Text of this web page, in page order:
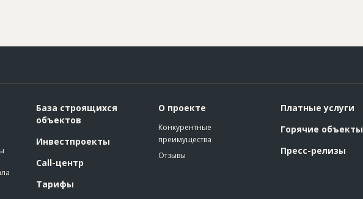
База строящихся
объектов
Инвестпроекты
Call-центр
Тарифы
О проекте
Конкурентные
преимущества
Отзывы
Платные услуги
Горячие объекты
Пресс-релизы